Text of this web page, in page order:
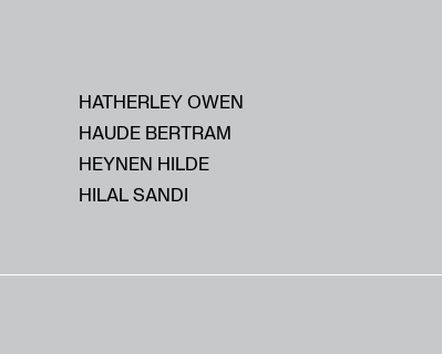
HATHERLEY OWEN
HAUDE BERTRAM
HEYNEN HILDE
HILAL SANDI